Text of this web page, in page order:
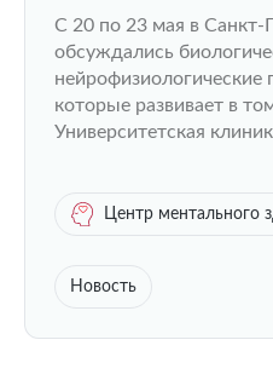
исследования и
Конгрессе
С 20 по 23 мая в Санкт-
обсуждались
которые развивает в
Университетская
Центр ментального
Новость